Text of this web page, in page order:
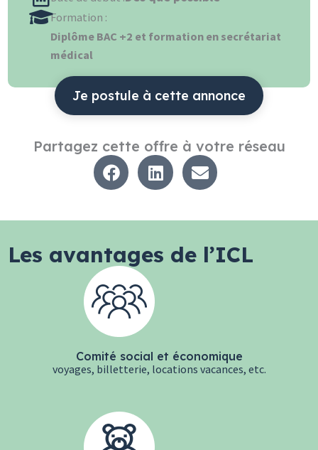
Formation :
Diplôme BAC +2 et formation en secrétariat
médical
Je postule à cette annonce
Partagez cette offre à votre réseau
Les avantages de l’ICL
Comité social et économique
voyages, billetterie, locations vacances, etc.